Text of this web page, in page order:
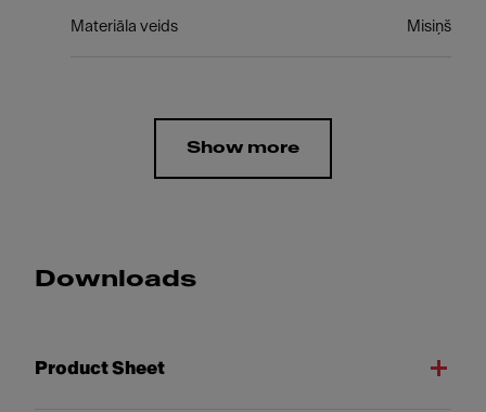
Materiāla veids Misiņš
Show more
Downloads
Product Sheet